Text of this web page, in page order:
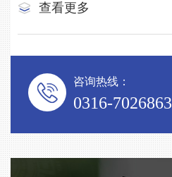
查看更多
咨询热线：
0316-7026863